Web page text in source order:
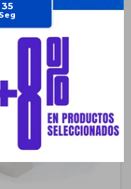
34
interesar